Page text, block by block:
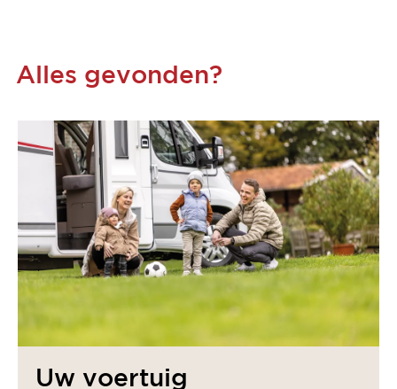
Alles gevonden?
Uw voertuig